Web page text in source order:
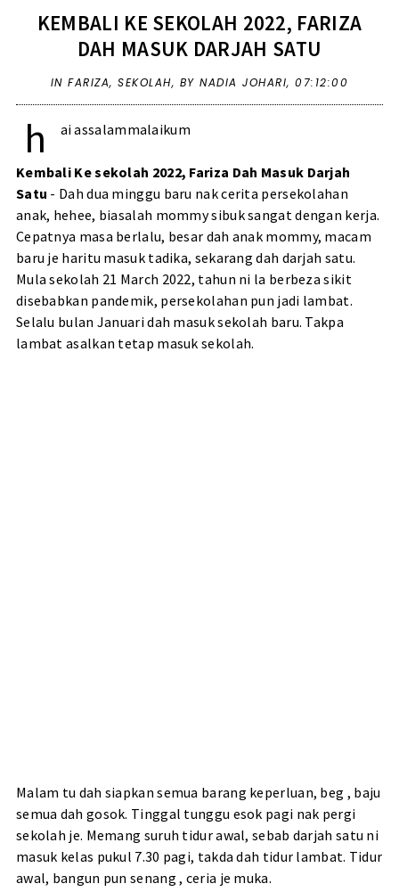
KEMBALI KE SEKOLAH 2022, FARIZA
DAH MASUK DARJAH SATU
INFARIZA,SEKOLAH, BY NADIA JOHARI,07:12:00
h ai assalammalaikum
Kembali Ke sekolah 2022, Fariza Dah Masuk Darjah
Satu - Dah dua minggu baru nak cerita persekolahan
anak, hehee, biasalah mommy sibuk sangat dengan kerja.
Cepatnya masa berlalu, besar dah anak mommy, macam
baru je haritu masuk tadika, sekarang dah darjah satu.
Mula sekolah 21 March 2022, tahun ni la berbeza sikit
disebabkan pandemik, persekolahan pun jadi lambat.
Selalu bulan Januari dah masuk sekolah baru. Takpa
lambat asalkan tetap masuk sekolah.
Malam tu dah siapkan semua barang keperluan, beg , baju
semua dah gosok. Tinggal tunggu esok pagi nak pergi
sekolah je. Memang suruh tidur awal, sebab darjah satu ni
masuk kelas pukul 7.30 pagi, takda dah tidur lambat. Tidur
awal, bangun pun senang , ceria je muka.